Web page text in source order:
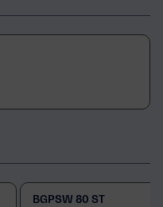
BGPSW 80 ST